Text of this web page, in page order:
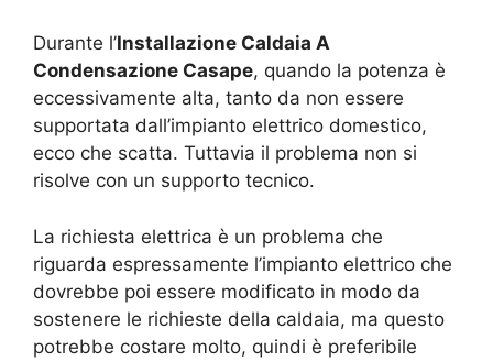
Durante l’Installazione Caldaia A
Condensazione Casape, quando la potenza è
eccessivamente alta, tanto da non essere
supportata dall’impianto elettrico domestico,
ecco che scatta. Tuttavia il problema non si
risolve con un supporto tecnico.
La richiesta elettrica è un problema che
riguarda espressamente l’impianto elettrico che
dovrebbe poi essere modificato in modo da
sostenere le richieste della caldaia, ma questo
potrebbe costare molto, quindi è preferibile